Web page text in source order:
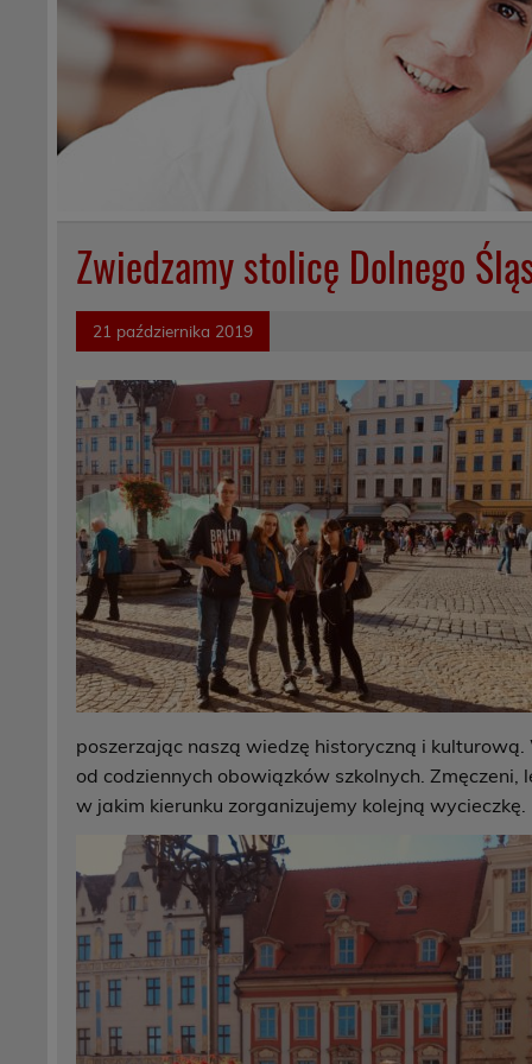
Zwiedzamy stolicę Dolnego
21 października 2019
poszerzając naszą wiedzę historyczną i
od codziennych obowiązków szkolnych.
w jakim kierunku zorganizujemy kolejną wycieczkę.